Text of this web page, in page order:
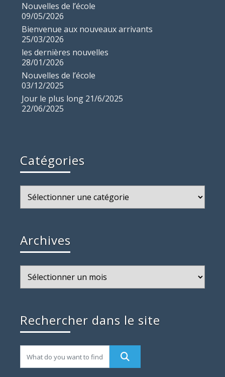
Nouvelles de l’école
09/05/2026
Bienvenue aux nouveaux arrivants
25/03/2026
les dernières nouvelles
28/01/2026
Nouvelles de l’école
03/12/2025
Jour le plus long 21/6/2025
22/06/2025
Catégories
Archives
Rechercher dans le site